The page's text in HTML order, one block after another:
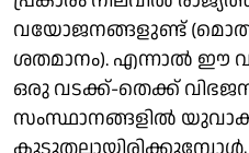
വയോജനങ്ങളുണ്ട്
ശതമാനം). എന്നാല്‍ ഈ
ഒരു വടക്ക്-തെക്ക്
സംസ്ഥാനങ്ങളില്‍